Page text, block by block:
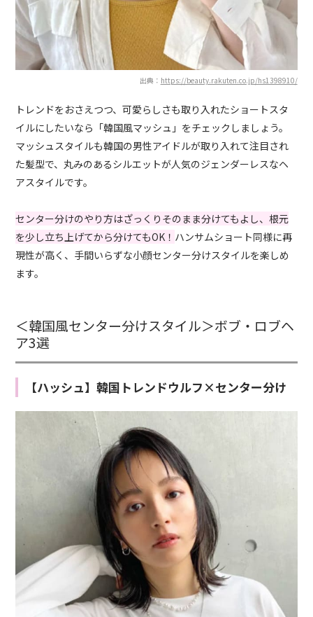
出典： https://beauty.rakuten.co.jp/hs1398910/
トレンドをおさえつつ、可愛らしさも取り入れたショートスタ
イルにしたいなら「韓国風マッシュ」をチェックしましょう。
マッシュスタイルも韓国の男性アイドルが取り入れて注目され
た髪型で、丸みのあるシルエットが人気のジェンダーレスなヘ
アスタイルです。
センター分けのやり方はざっくりそのまま分けてもよし、根元
を少し立ち上げてから分けてもOK！ ハンサムショート同様に再
現性が高く、手間いらずな小顔センター分けスタイルを楽しめ
ます。
＜韓国風センター分けスタイル＞ボブ・ロブヘ
ア3選
【ハッシュ】韓国トレンドウルフ×センター分け